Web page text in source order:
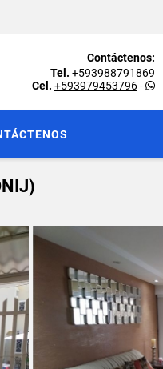
Contáctenos:
Tel. +593988791869
Cel. +593979453796-